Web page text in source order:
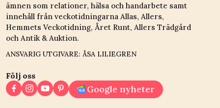
ämnen som relationer, hälsa och handarbete samt
innehåll från veckotidningarna Allas, Allers,
Hemmets Veckotidning, Året Runt, Allers Trädgård
och Antik & Auktion.
ANSVARIG UTGIVARE: ÅSA LILIEGREN
Följ oss
Google nyheter